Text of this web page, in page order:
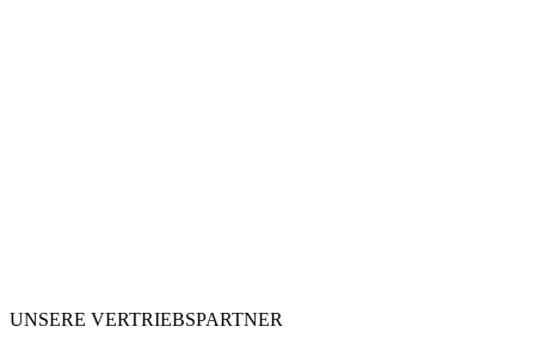
UNSERE VERTRIEBSPARTNER